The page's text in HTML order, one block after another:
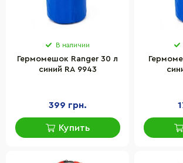
В наличии
Гермомешок Ranger 30 л
синий RA 9943
399 грн.
Купить